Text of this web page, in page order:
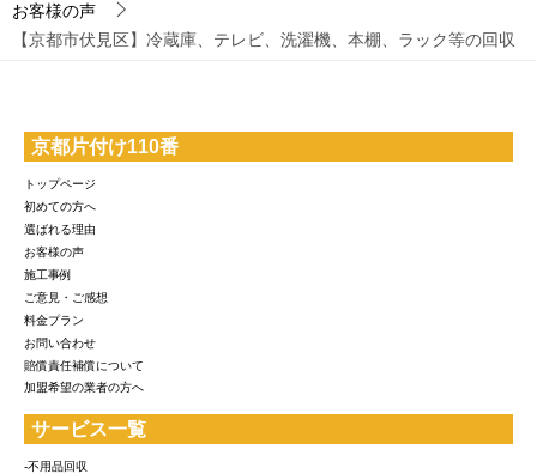
お客様の声
【京都市伏見区】冷蔵庫、テレビ、洗濯機、本棚、ラック等の回収
京都片付け110番
トップページ
初めての方へ
選ばれる理由
お客様の声
施工事例
ご意見・ご感想
料金プラン
お問い合わせ
賠償責任補償について
加盟希望の業者の方へ
サービス一覧
-不用品回収